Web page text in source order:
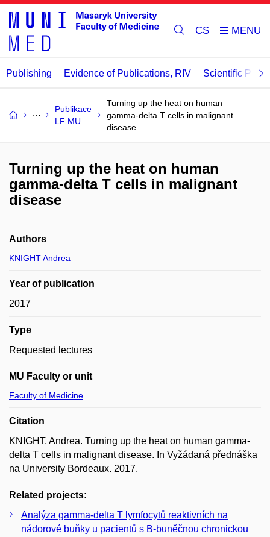
CS
Publishing Evidence of Publications, RIV Scientific
Publikace
LF MU
Turning up the heat on human
gamma-delta T cells in malignant
disease
Turning up the heat on human
gamma-delta T cells in malignant
disease
Authors
KNIGHT Andrea
Year of publication
2017
Type
Requested lectures
MU Faculty or unit
Faculty of Medicine
Citation
KNIGHT, Andrea. Turning up the heat on human gamma-
delta T cells in malignant disease. In Vyžádaná přednáška
na University Bordeaux. 2017.
Related projects:
Analýza gamma-delta T lymfocytů reaktivních na
nádorové buňky u pacientů s B-buněčnou chronickou